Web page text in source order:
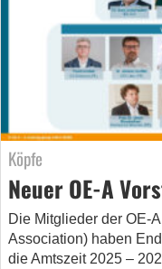
Köpfe
Neuer OE-A
Die Mitglieder der OE-
Association) haben
die Amtszeit 2025 –